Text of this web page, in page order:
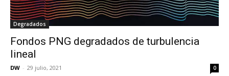
Degradados
Fondos PNG degradados de turbulencia
lineal
DW - 29 julio, 2021 0